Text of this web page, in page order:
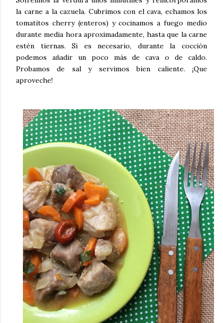
la carne a la cazuela. Cubrimos con el cava, echamos los
tomatitos cherry (enteros) y cocinamos a fuego medio
durante media hora aproximadamente, hasta que la carne
estén tiernas. Si es necesario, durante la cocción
podemos añadir un poco más de cava o de caldo.
Probamos de sal y servimos bien caliente. ¡Que
aproveche!